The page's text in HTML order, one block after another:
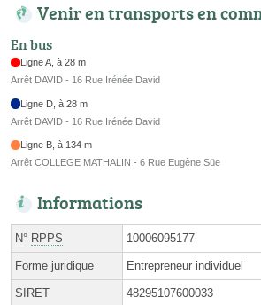
Venir en transports en
En bus
Ligne A, à 28 m
Arrêt DAVID - 16 Rue Irénée David
Ligne D, à 28 m
Arrêt DAVID - 16 Rue Irénée David
Ligne B, à 134 m
Arrêt COLLEGE MATHALIN - 6 Rue Eugène Süe
Informations
N° RPPS 10006095177
Forme juridique Entrepreneur individuel
SIRET 48295107600033